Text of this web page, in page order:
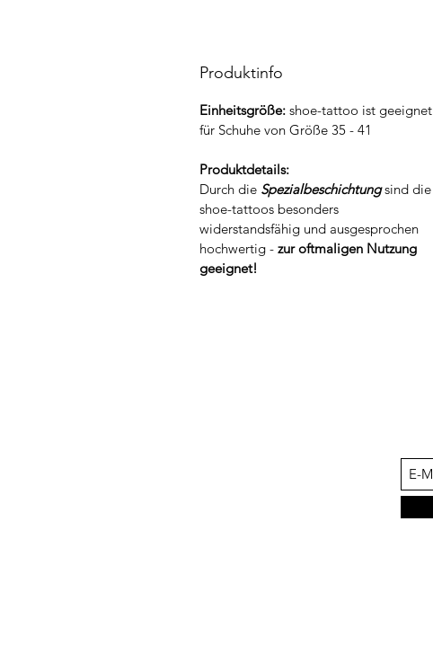
Produktinfo
Einheitsgröße: shoe-tattoo ist geeignet
für Schuhe von Größe 35 - 41
Produktdetails:
Durch die Spezialbeschichtungsind die
shoe-tattoos besonders
widerstandsfähig und ausgesprochen
hochwertig - zur oftmaligen Nutzung
geeignet!